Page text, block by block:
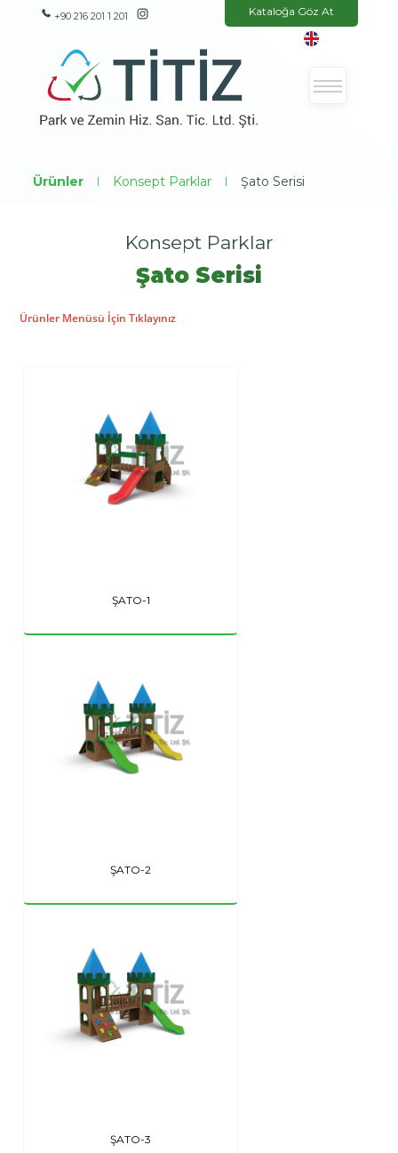
+90 216 201 1 201 Kataloğa Göz At
Ürünler | Konsept Parklar | Şato Serisi
Konsept Parklar
Şato Serisi
Ürünler Menüsü İçin Tıklayınız
ŞATO-1
ŞATO-2
ŞATO-3